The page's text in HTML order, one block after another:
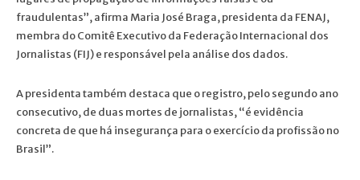
fraudulentas”, afirma Maria José Braga, presidenta da FENAJ,
membra do Comitê Executivo da Federação Internacional dos
Jornalistas (FIJ) e responsável pela análise dos dados.
A presidenta também destaca que o registro, pelo segundo ano
consecutivo, de duas mortes de jornalistas, “é evidência
concreta de que há insegurança para o exercício da profissão no
Brasil”.